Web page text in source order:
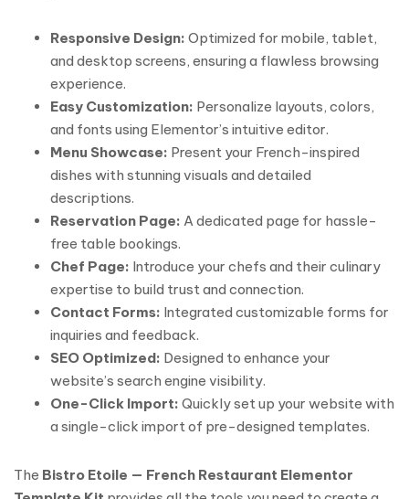
Responsive Design: Optimized for mobile, tablet,
and desktop screens, ensuring a flawless browsing
experience.
Easy Customization: Personalize layouts, colors,
and fonts using Elementor’s intuitive editor.
Menu Showcase: Present your French-inspired
dishes with stunning visuals and detailed
descriptions.
Reservation Page: A dedicated page for hassle-
free table bookings.
Chef Page: Introduce your chefs and their culinary
expertise to build trust and connection.
Contact Forms: Integrated customizable forms for
inquiries and feedback.
SEO Optimized: Designed to enhance your
website’s search engine visibility.
One-Click Import: Quickly set up your website with
a single-click import of pre-designed templates.
The Bistro Etoile — French Restaurant Elementor